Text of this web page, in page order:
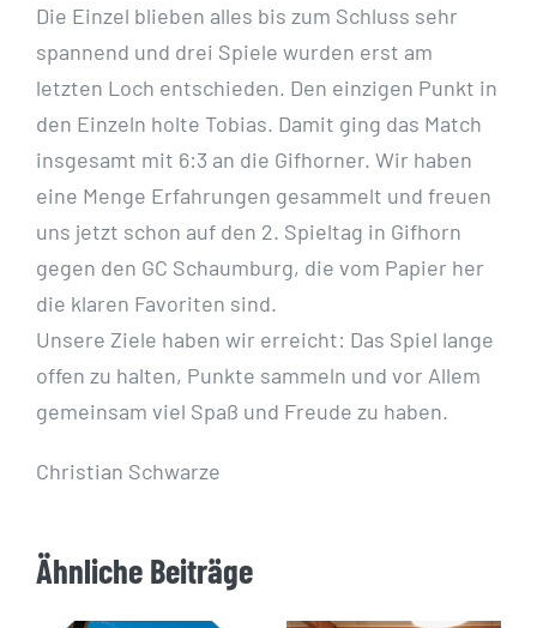
Die Einzel blieben alles bis zum Schluss sehr
spannend und drei Spiele wurden erst am
letzten Loch entschieden. Den einzigen Punkt in
den Einzeln holte Tobias. Damit ging das Match
insgesamt mit 6:3 an die Gifhorner. Wir haben
eine Menge Erfahrungen gesammelt und freuen
uns jetzt schon auf den 2. Spieltag in Gifhorn
gegen den GC Schaumburg, die vom Papier her
die klaren Favoriten sind.
Unsere Ziele haben wir erreicht: Das Spiel lange
offen zu halten, Punkte sammeln und vor Allem
gemeinsam viel Spaß und Freude zu haben.
Christian Schwarze
Ähnliche Beiträge